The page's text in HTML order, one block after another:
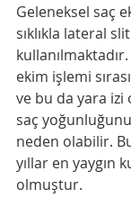
Geleneksel saç
sıklıkla lateral
ekim işlemi
ve bu da yara izi
saç
neden olabilir.
yıllar en yaygın
olmuştur.